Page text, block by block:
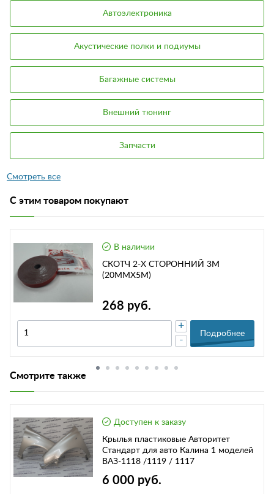
Автоэлектроника
Акустические полки и подиумы
Багажные системы
Внешний тюнинг
Запчасти
С этим товаром покупают
В наличии
СКОТЧ 2-Х СТОРОННИЙ 3М
(20ММХ5М)
268 руб.
-
+
Подробнее
Смотрите также
Доступен к заказу
Крылья пластиковые Авторитет
Стандарт для авто Калина 1 моделей
ВАЗ-1118 /1119 / 1117
6 000 руб.